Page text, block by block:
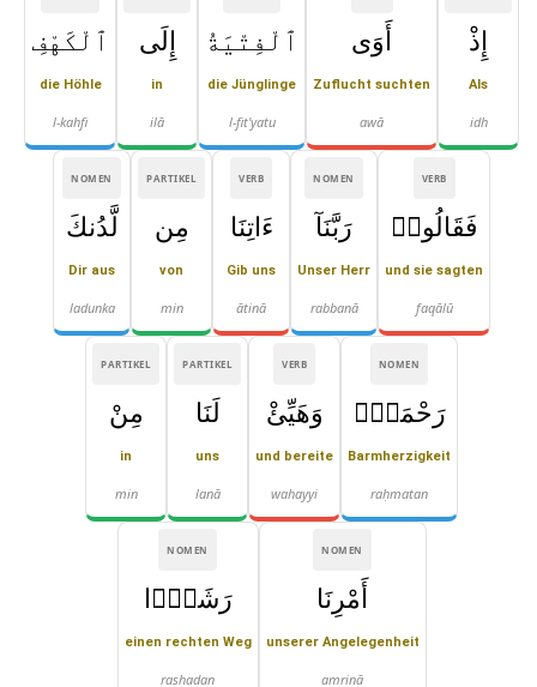
إِذْ
Als
idh
أَوَى
Zuflucht suchten
awā
ٱلْفِتْيَةُ
die Jünglinge
l-fit'yatu
إِلَى
in
ilā
ٱلْكَهْفِ
die Höhle
l-kahfi
VERB
فَقَالُوا۟
und sie sagten
faqālū
NOMEN
رَبَّنَآ
Unser Herr
rabbanā
VERB
ءَاتِنَا
Gib uns
ātinā
PARTIKEL
مِن
von
min
NOMEN
لَّدُنكَ
Dir aus
ladunka
NOMEN
رَحْمَةًۭ
Barmherzigkeit
raḥmatan
VERB
وَهَيِّئْ
und bereite
wahayyi
PARTIKEL
لَنَا
uns
lanā
PARTIKEL
مِنْ
in
min
NOMEN
أَمْرِنَا
unserer Angelegenheit
amrinā
NOMEN
رَشَدًۭا
einen rechten Weg
rashadan